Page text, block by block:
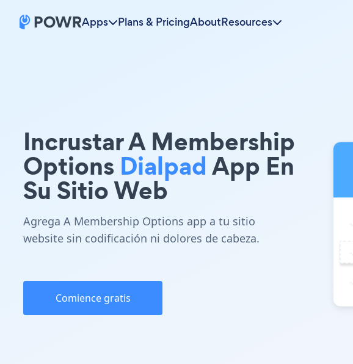
Apps Plans & PricingAboutResources
Incrustar A Membership
Options DialpadApp En
Su Sitio Web
Agrega A Membership Options app a tu sitio
website sin codificación ni dolores de cabeza.
Comience gratis